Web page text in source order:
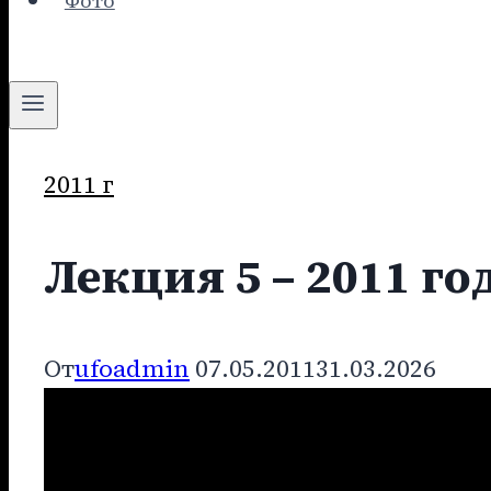
2011 г
Лекция 5 – 2011
Отufoadmin 07.05.201131.03.2026